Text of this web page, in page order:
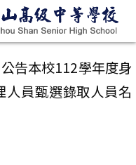
公告本校112學年度身
員甄選錄取人員名